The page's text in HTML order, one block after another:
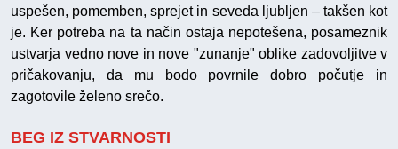
uspešen, pomemben, sprejet in seveda ljubljen – takšen kot
je. Ker potreba na ta način ostaja nepotešena, posameznik
ustvarja vedno nove in nove "zunanje" oblike zadovoljitve v
pričakovanju, da mu bodo povrnile dobro počutje in
zagotovile želeno srečo.
BEG IZ STVARNOSTI